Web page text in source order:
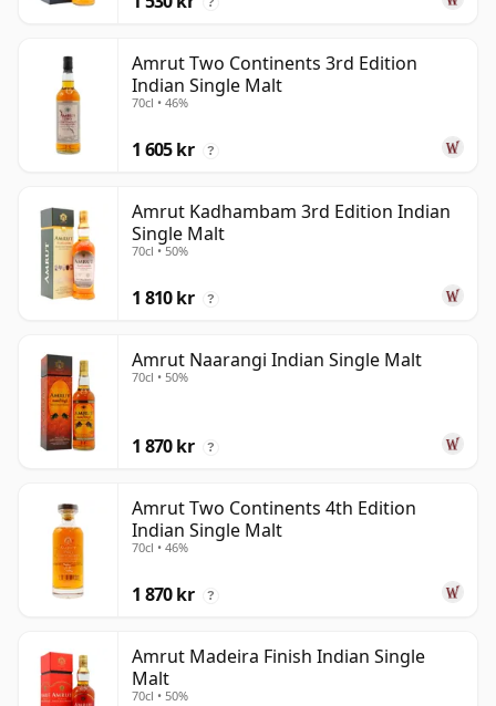
Amrut Two Continents 3rd Edition
Indian Single Malt
70cl • 46%
1 605 kr ?
Amrut Kadhambam 3rd Edition Indian
Single Malt
70cl • 50%
1 810 kr ?
Amrut Naarangi Indian Single Malt
70cl • 50%
1 870 kr ?
Amrut Two Continents 4th Edition
Indian Single Malt
70cl • 46%
1 870 kr ?
Amrut Madeira Finish Indian Single
Malt
70cl • 50%